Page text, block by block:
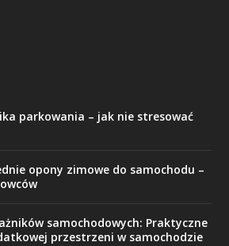
parkowania – jak nie stresować
opony zimowe do samochodu –
samochodowych: Praktyczne
przestrzeni w samochodzie